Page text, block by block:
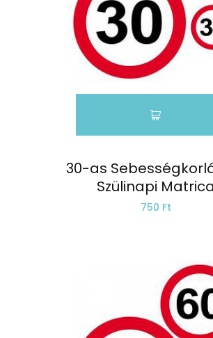
30-as
Szülinapi Matrica
750 Ft